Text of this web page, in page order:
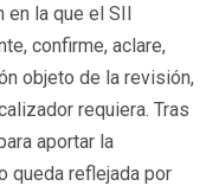
en la que el SII
confirme, aclare,
objeto de la revisión,
requiera. Tras
aportar la
queda reflejada por